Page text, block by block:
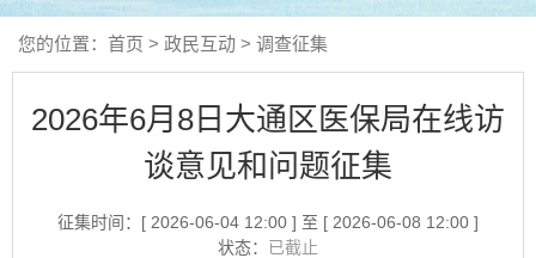
您的位置： 首页 > 政民互动 > 调查征集
2026年6月8日大通区医保局在线访
谈意见和问题征集
征集时间：[ 2026-06-04 12:00 ] 至 [ 2026-06-08 12:00 ]
状态： 已截止